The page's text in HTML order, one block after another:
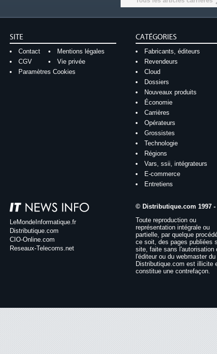
SITE
Contact
Mentions légales
CGV
Vie privée
Paramètres Cookies
CATÉGORIES
Fabricants, éditeurs
Revendeurs
Cloud
Dossiers
Nouveaux produits
Économie
Carrières
Opérateurs
Grossistes
Technologie
Régions
Vars, ssii, intégrateurs
E-commerce
Entretiens
LeMondeInformatique.fr
Distributique.com
CIO-Online.com
Reseaux-Telecoms.net
© Distributique.com 1997 -
Toute reproduction ou
représentation intégrale ou
partielle, par quelque
ce soit, des pages publiées
site, faite sans l'autorisation
l'éditeur ou du webmaster
Distributique.com est illicite
constitue une contrefaçon.